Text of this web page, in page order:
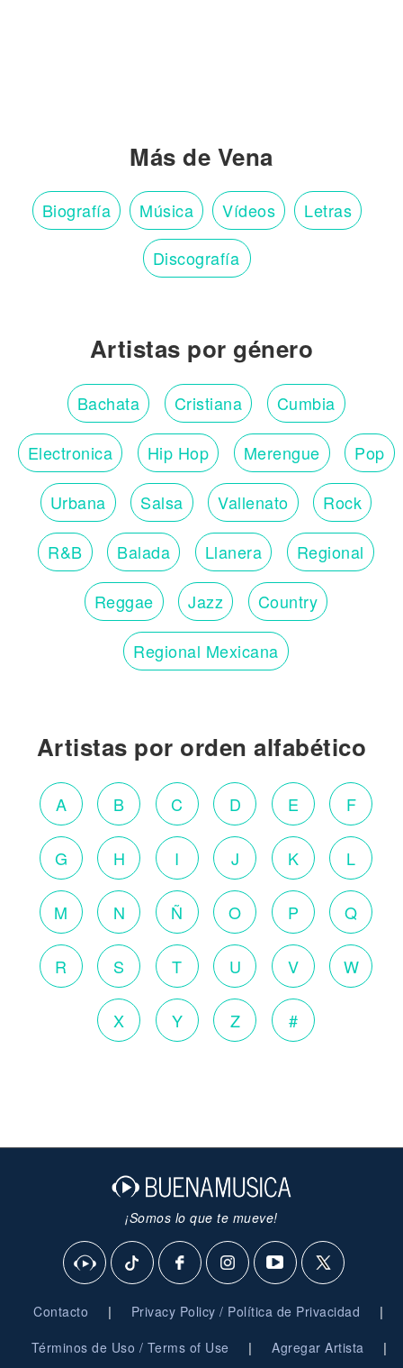
Más de Vena
Biografía Música Vídeos Letras
Discografía
Artistas por género
Bachata Cristiana Cumbia
Electronica Hip Hop Merengue Pop
Urbana Salsa Vallenato Rock
R&B Balada Llanera Regional
Reggae Jazz Country
Regional Mexicana
Artistas por orden alfabético
A B C D E F
G H I J K L
M N Ñ O P Q
R S T U V W
X Y Z #
¡Somos lo que te mueve!
Contacto | Privacy Policy / Política de Privacidad |
Términos de Uso / Terms of Use | Agregar Artista |